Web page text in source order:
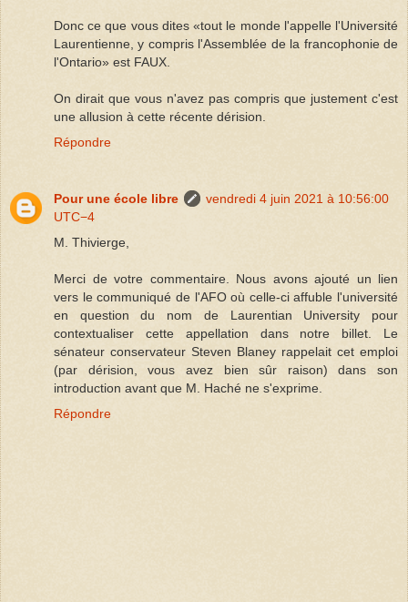
Donc ce que vous dites «tout le monde l'appelle l'Université
Laurentienne, y compris l'Assemblée de la francophonie de
l'Ontario» est FAUX.
On dirait que vous n'avez pas compris que justement c'est
une allusion à cette récente dérision.
Répondre
Pour une école libre
vendredi 4 juin 2021 à 10:56:00
UTC−4
M. Thivierge,
Merci de votre commentaire. Nous avons ajouté un lien
vers le communiqué de l'AFO où celle-ci affuble l'université
en question du nom de Laurentian University pour
contextualiser cette appellation dans notre billet. Le
sénateur conservateur Steven Blaney rappelait cet emploi
(par dérision, vous avez bien sûr raison) dans son
introduction avant que M. Haché ne s'exprime.
Répondre